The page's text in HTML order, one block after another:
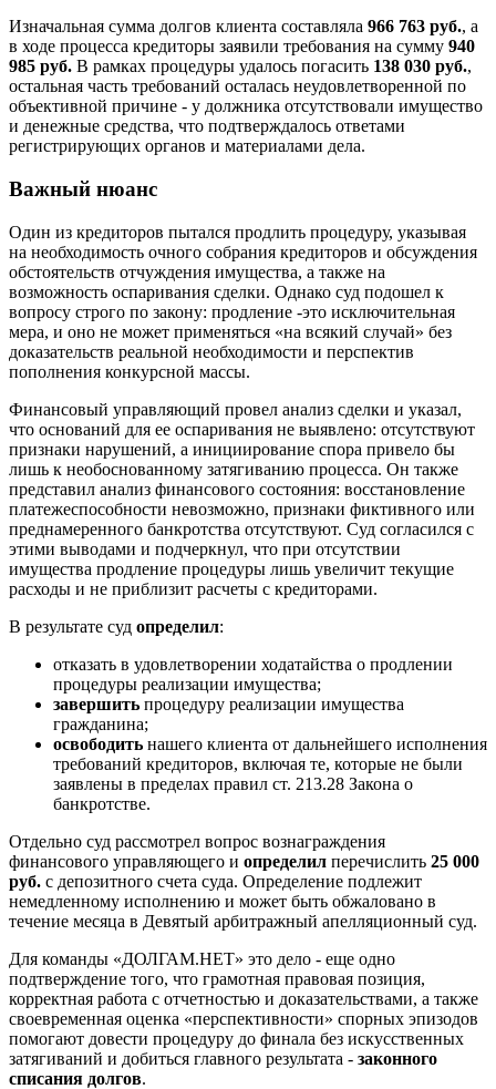
Изначальная сумма долгов клиента составляла 966 763 руб., а
в ходе процесса кредиторы заявили требования на сумму 940
985 руб. В рамках процедуры удалось погасить 138 030 руб.,
остальная часть требований осталась неудовлетворенной по
объективной причине - у должника отсутствовали имущество
и денежные средства, что подтверждалось ответами
регистрирующих органов и материалами дела.
Важный нюанс
Один из кредиторов пытался продлить процедуру, указывая
на необходимость очного собрания кредиторов и обсуждения
обстоятельств отчуждения имущества, а также на
возможность оспаривания сделки. Однако суд подошел к
вопросу строго по закону: продление -это исключительная
мера, и оно не может применяться «на всякий случай» без
доказательств реальной необходимости и перспектив
пополнения конкурсной массы.
Финансовый управляющий провел анализ сделки и указал,
что оснований для ее оспаривания не выявлено: отсутствуют
признаки нарушений, а инициирование спора привело бы
лишь к необоснованному затягиванию процесса. Он также
представил анализ финансового состояния: восстановление
платежеспособности невозможно, признаки фиктивного или
преднамеренного банкротства отсутствуют. Суд согласился с
этими выводами и подчеркнул, что при отсутствии
имущества продление процедуры лишь увеличит текущие
расходы и не приблизит расчеты с кредиторами.
В результате суд определил:
отказать в удовлетворении ходатайства о продлении
процедуры реализации имущества;
завершить процедуру реализации имущества
гражданина;
освободить нашего клиента от дальнейшего исполнения
требований кредиторов, включая те, которые не были
заявлены в пределах правил ст. 213.28 Закона о
банкротстве.
Отдельно суд рассмотрел вопрос вознаграждения
финансового управляющего и определил перечислить 25 000
руб. с депозитного счета суда. Определение подлежит
немедленному исполнению и может быть обжаловано в
течение месяца в Девятый арбитражный апелляционный суд.
Для команды «ДОЛГАМ.НЕТ» это дело - еще одно
подтверждение того, что грамотная правовая позиция,
корректная работа с отчетностью и доказательствами, а также
своевременная оценка «перспективности» спорных эпизодов
помогают довести процедуру до финала без искусственных
затягиваний и добиться главного результата - законного
списания долгов.